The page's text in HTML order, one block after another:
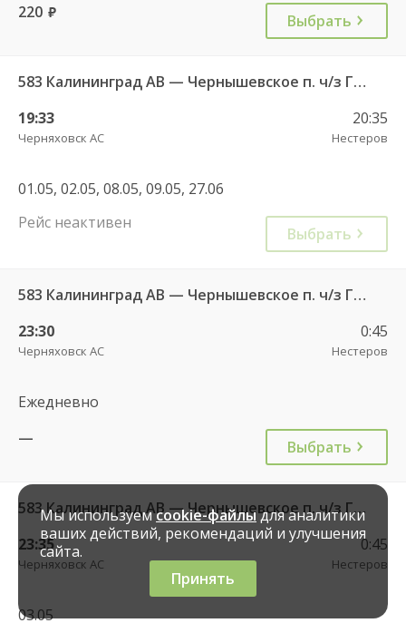
220 руб. Выбрать
583 Калининград АВ — Чернышевское п. ч/з Гвардейск КДП, Черняховск АС
19:33
Черняховск АС
20:35
Нестеров
01.05, 02.05, 08.05, 09.05, 27.06
Рейс неактивен
Выбрать
583 Калининград АВ — Чернышевское п. ч/з Гвардейск КДП, Черняховск АС
23:30
Черняховск АС
0:45
Нестеров
Ежедневно
—
Выбрать
583 Калининград АВ — Чернышевское п. ч/з Гвардейск КДП, Черняховск АС
23:35
Черняховск АС
0:45
Нестеров
03.05
Мы используемcookie-файлыдля аналитики
ваших действий, рекомендаций и улучшения
сайта.
Принять